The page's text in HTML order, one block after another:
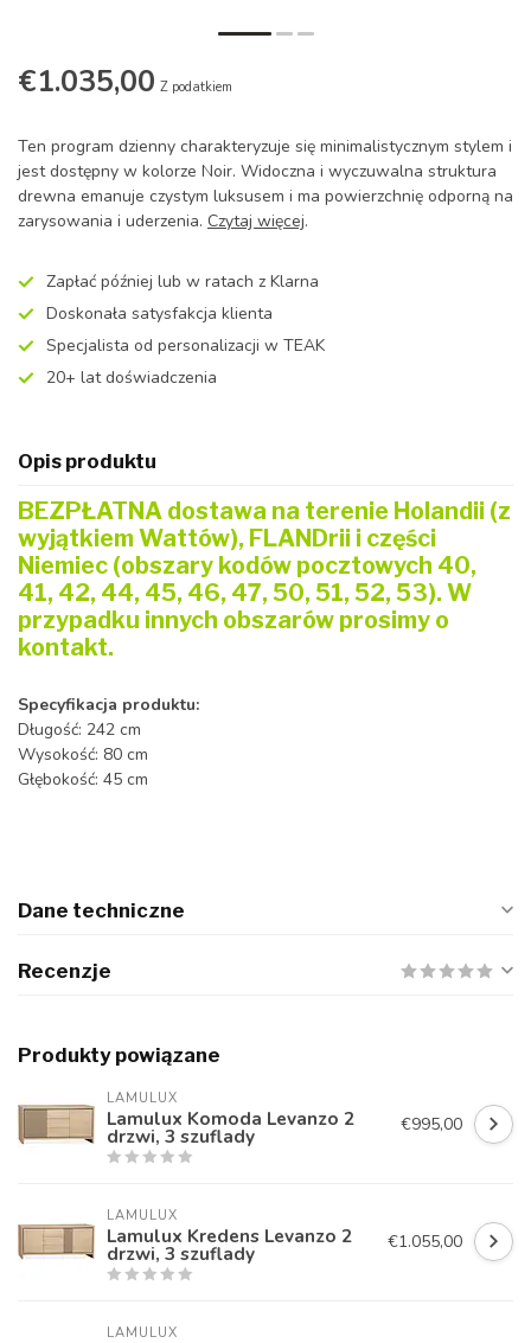
€1.035,00 Z podatkiem
Ten program dzienny charakteryzuje się minimalistycznym stylem i
jest dostępny w kolorze Noir. Widoczna i wyczuwalna struktura
drewna emanuje czystym luksusem i ma powierzchnię odporną na
zarysowania i uderzenia. Czytaj więcej.
Zapłać później lub w ratach z Klarna
Doskonała satysfakcja klienta
Specjalista od personalizacji w TEAK
20+ lat doświadczenia
Opis produktu
BEZPŁATNA dostawa na terenie Holandii (z
wyjątkiem Wattów), FLANDrii i części
Niemiec (obszary kodów pocztowych 40,
41, 42, 44, 45, 46, 47, 50, 51, 52, 53). W
przypadku innych obszarów prosimy o
kontakt.
Specyfikacja produktu:
Długość: 242 cm
Wysokość: 80 cm
Głębokość: 45 cm
Dane techniczne
Recenzje
Produkty powiązane
LAMULUX
Lamulux Komoda Levanzo 2
drzwi, 3 szuflady €995,00
LAMULUX
Lamulux Kredens Levanzo 2
drzwi, 3 szuflady €1.055,00
LAMULUX